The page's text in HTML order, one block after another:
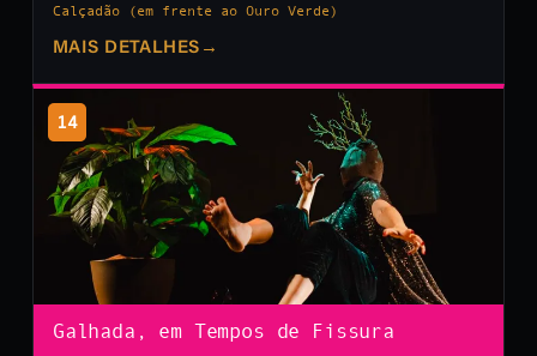
Calçadão (em frente ao Ouro Verde)
MAIS DETALHES →
14
Galhada, em Tempos de Fissura